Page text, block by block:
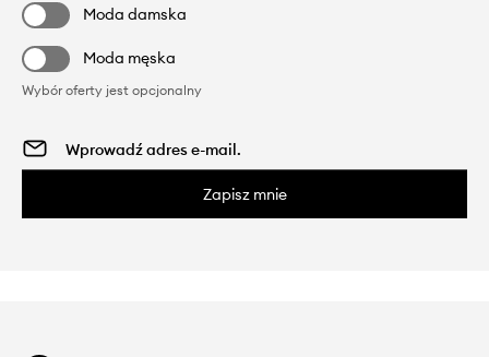
Moda damska
Moda męska
Wybór oferty jest opcjonalny
Zapisz mnie